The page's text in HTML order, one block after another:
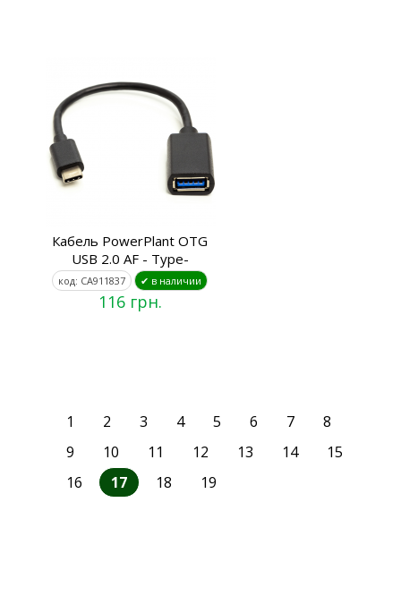
Кабель PowerPlant OTG
USB 2.0 AF - Type-
код: CA911837 ✔ в наличии
116 грн.
1 2 3 4 5 6 7
8
9
10 11 12 13 14
15
16
17 18 19